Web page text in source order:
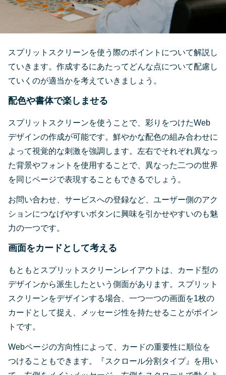
スプリットスクリーンを使う際のポイントについて解説し
ていきます。作成するにあたってどんな点について配慮し
ていくのが適当かを考えていきましょう。
配色や書体で楽しませる
スプリットスクリーンを使うことで、彩りをつけたWeb
デザインの作成が可能です。鮮やかな配色の組み合わせに
よって視覚的な刺激を強調します。左右でそれぞれ異なっ
た背景やフォントを使用することで、異なった二つの世界
を同じページで表現することもできるでしょう。
お問い合わせ、サービスへの登録など、ユーザー側のアク
ションにつなげやすいボタンに興味を引かせやすいのも魅
力の一つです。
画面をカードとして考える
もともとスプリットスクリーンレイアウトは、カード型の
デザインから派生したという側面があります。スプリット
スクリーンをデザインする場合、一つ一つの画面を1枚の
カードとして捉え、メッセージ性を持たせることがポイン
トです。
Webページの方向性によって、カードの重要性に順位を
つけることもできます。『スクロール分割タイプ』を用い